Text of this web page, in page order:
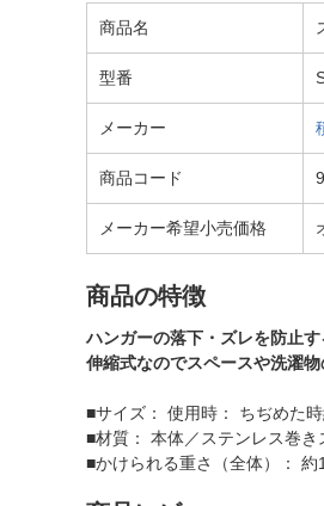
商品名
型番
メーカー
商品コード
メーカー希望小売価格
商品の特徴
ハンガーの落下・ズレを防止
伸縮式なのでスペースや洗濯
■サイズ： 使用時： ちぢめた
■材質： 本体／ステンレス巻
■かけられる重さ（全体）： 約